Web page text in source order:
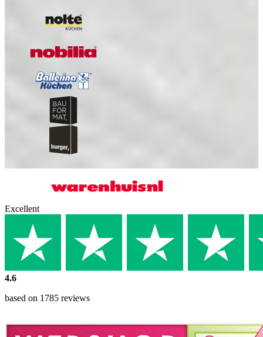
Excellent
4.6
based on 1785 reviews